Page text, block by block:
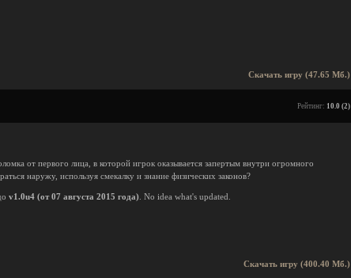
Скачать игру (47.65 Мб.)
Рейтинг: 10.0 (2)
от первого лица, в которой игрок оказывается запертым внутри огромного
наружу, используя смекалку и знание физических законов?
v1.0u4 (от 07 августа 2015 года) . No idea what's updated.
Скачать игру (400.40 Мб.)